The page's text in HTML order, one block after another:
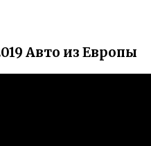
Авто из Европы